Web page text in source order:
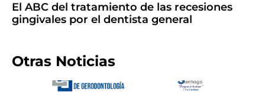
El ABC del tratamiento de las recesiones
gingivales por el dentista general
Otras Noticias